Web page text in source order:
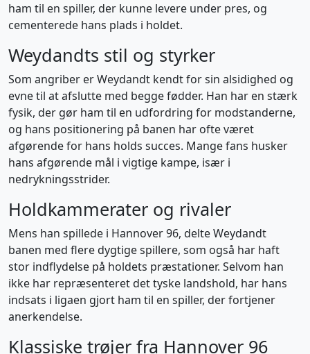
ham til en spiller, der kunne levere under pres, og
cementerede hans plads i holdet.
Weydandts stil og styrker
Som angriber er Weydandt kendt for sin alsidighed og
evne til at afslutte med begge fødder. Han har en stærk
fysik, der gør ham til en udfordring for modstanderne,
og hans positionering på banen har ofte været
afgørende for hans holds succes. Mange fans husker
hans afgørende mål i vigtige kampe, især i
nedrykningsstrider.
Holdkammerater og rivaler
Mens han spillede i Hannover 96, delte Weydandt
banen med flere dygtige spillere, som også har haft
stor indflydelse på holdets præstationer. Selvom han
ikke har repræsenteret det tyske landshold, har hans
indsats i ligaen gjort ham til en spiller, der fortjener
anerkendelse.
Klassiske trøjer fra Hannover 96